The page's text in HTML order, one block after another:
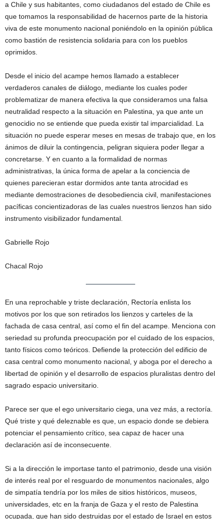
a Chile y sus habitantes, como ciudadanos del estado de Chile es
que tomamos la responsabilidad de hacernos parte de la historia
viva de este monumento nacional poniéndolo en la opinión pública
como bastión de resistencia solidaria para con los pueblos
oprimidos.
Desde el inicio del acampe hemos llamado a establecer
verdaderos canales de diálogo, mediante los cuales poder
problematizar de manera efectiva la que consideramos una falsa
neutralidad respecto a la situación en Palestina, ya que ante un
genocidio no se entiende que pueda existir tal imparcialidad. La
situación no puede esperar meses en mesas de trabajo que, en los
ánimos de diluir la contingencia, peligran siquiera poder llegar a
concretarse. Y en cuanto a la formalidad de normas
administrativas, la única forma de apelar a la conciencia de
quienes parecieran estar dormidos ante tanta atrocidad es
mediante demostraciones de desobediencia civil, manifestaciones
pacíficas concientizadoras de las cuales nuestros lienzos han sido
instrumento visibilizador fundamental.
Gabrielle Rojo
Chacal Rojo
En una reprochable y triste declaración, Rectoría enlista los
motivos por los que son retirados los lienzos y carteles de la
fachada de casa central, así como el fin del acampe. Menciona con
seriedad su profunda preocupación por el cuidado de los espacios,
tanto físicos como teóricos. Defiende la protección del edificio de
casa central como monumento nacional, y aboga por el derecho a
libertad de opinión y el desarrollo de espacios pluralistas dentro del
sagrado espacio universitario.
Parece ser que el ego universitario ciega, una vez más, a rectoría.
Qué triste y qué deleznable es que, un espacio donde se debiera
potenciar el pensamiento crítico, sea capaz de hacer una
declaración así de inconsecuente.
Si a la dirección le importase tanto el patrimonio, desde una visión
de interés real por el resguardo de monumentos nacionales, algo
de simpatía tendría por los miles de sitios históricos, museos,
universidades, etc en la franja de Gaza y el resto de Palestina
ocupada, que han sido destruidas por el estado de Israel en estos